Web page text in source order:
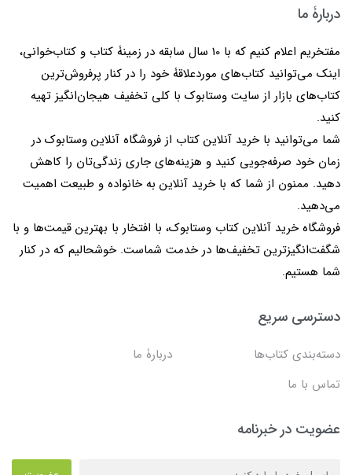
دربارۀ ما
مفتخریم اعلام کنیم که با 10 سال سابقه در زمینۀ کتاب و کتاب‌خوانی،
اینک می‌توانید کتاب‌های موردعلاقۀ خود را در کنار پرفروش‌ترین
کتاب‌های بازار از سایت وستابوک با کلی تخفیف هیجان‌انگیز تهیه
کنید.
شما می‌توانید با خرید آنلاین کتاب از فروشگاه آنلاین وستابوک در
زمان خود صرفه‌جویی کنید و هزینه‌های جاری زندگی‌تان را کاهش
دهید. ممنون از شما که با خرید آنلاین به خانواده و طبیعت اهمیت
می‌دهید.
فروشگاه خرید آنلاین کتاب وستابوک، با افتخار با بهترین قیمت‌ها و با
شگفت‌انگیزترین تخفیف‌ها در خدمت شماست. خوشحالیم که در کنار
شما هستیم.
دسترسی سریع
دسته‌بندی کتاب‌ها
دربارۀ ما
تماس با ما
عضویت در خبرنامه